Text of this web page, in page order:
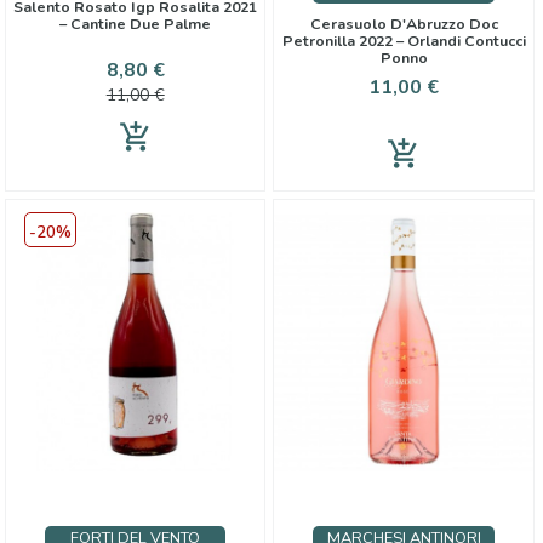
Salento Rosato Igp Rosalita 2021
– Cantine Due Palme
Cena
8,80 €Cena
podstawowa
11,00 €
add_shopping_cart
Cerasuolo D'Abruzzo Doc
Petronilla 2022 – Orlandi Contucci
Ponno
Cena
11,00 €
add_shopping_cart
FORTI DEL VENTO
-20%
MARCHESI ANTINORI